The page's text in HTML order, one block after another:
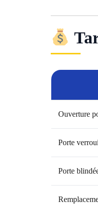
Ouverture
Porte
Porte